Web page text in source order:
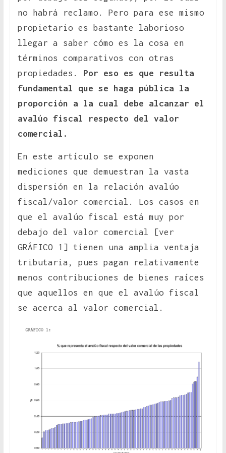
no habrá reclamo. Pero para ese mismo
propietario es bastante laborioso
llegar a saber cómo es la cosa en
términos comparativos con otras
propiedades.
Por eso es que resulta
fundamental que se haga pública la
proporción a la cual debe alcanzar el
avalúo fiscal respecto del valor
comercial.
En este artículo se exponen
mediciones que demuestran la vasta
dispersión en la relación avalúo
fiscal/valor comercial. Los casos en
que el avalúo fiscal está muy por
debajo del valor comercial [ver
GRÁFICO 1] tienen una amplia ventaja
tributaria, pues pagan relativamente
menos contribuciones de bienes raíces
que aquellos en que el avalúo fiscal
se acerca al valor comercial.